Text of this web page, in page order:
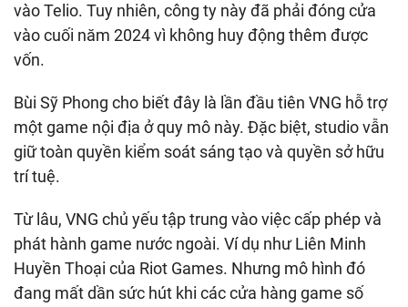
vào Telio. Tuy nhiên, công ty này đã phải đóng cửa
vào cuối năm 2024 vì không huy động thêm được
vốn.
Bùi Sỹ Phong cho biết đây là lần đầu tiên VNG hỗ trợ
một game nội địa ở quy mô này. Đặc biệt, studio vẫn
giữ toàn quyền kiểm soát sáng tạo và quyền sở hữu
trí tuệ.
Từ lâu, VNG chủ yếu tập trung vào việc cấp phép và
phát hành game nước ngoài. Ví dụ như Liên Minh
Huyền Thoại của Riot Games. Nhưng mô hình đó
đang mất dần sức hút khi các cửa hàng game số